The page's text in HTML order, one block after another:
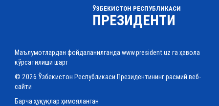
ЎЗБЕКИСТОН РЕСПУБЛИКАСИ
ПРЕЗИДЕНТИ
Маълумотлардан фойдаланилганда www.president.uz га ҳавола
кўрсатилиши шарт
© 2026 Ўзбекистон Республикаси Президентининг расмий веб-
сайти
Барча ҳуқуқлар ҳимояланган